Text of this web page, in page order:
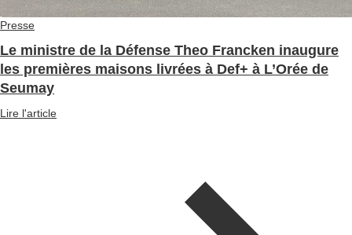
Presse
Le ministre de la Défense Theo Francken inaugure
les premières maisons livrées à Def+ à L’Orée de
Seumay
Lire l'article